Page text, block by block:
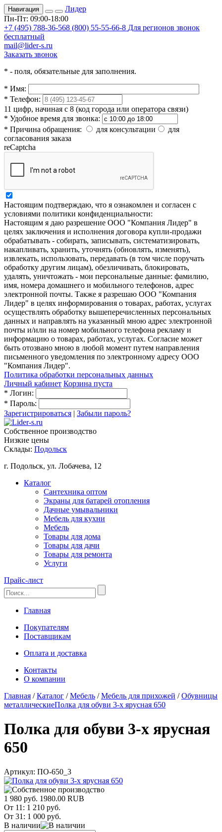
Навигация
Лидер
Пн-Пт: 09:00-18:00
+7 (495) 788-36-568 (800) 55-55-66-8 Для регионов звонок
бесплатный
mail@lider-s.ru
Заказать звонок
* - поля, обязательные для заполнения.
* Имя:
* Телефон:
11 цифр, начиная с 8 (код города или оператора связи)
* Удобное время для звонка:
* Причина обращения: для консультации
для
согласования заказа
reCaptcha
Настоящим подтверждаю, что я ознакомлен и согласен с
условиями политики конфиденциальности:
Настоящим я даю разрешение ООО "Компания Лидер" в
целях заключения и исполнения договора купли-продажи
обрабатывать - собирать, записывать, систематизировать,
накапливать, хранить, уточнять (обновлять, изменять),
извлекать, использовать, передавать (в том числе поручать
обработку другим лицам), обезличивать, блокировать,
удалять, уничтожать - мои персональные данные: фамилию,
имя, номера домашнего и мобильного телефонов, адрес
электронной почты. Также я разрешаю ООО "Компания
Лидер" в целях информирования о товарах, работах, услугах
осуществлять обработку вышеперечисленных персональных
данных и направлять на указанный мною адрес электронной
почты и/или на номер мобильного телефона рекламу и
информацию о товарах, работах, услугах. Согласие может
быть отозвано мною в любой момент путем направления
письменного уведомления по электронному адресу ООО
"Компания Лидер".
Политика обработки персональных данных
Личный кабинет Корзина пуста
* Логин:
* Пароль:
Зарегистрироваться | Забыли пароль?
Собственное производство
Низкие цены
Склады: Подольск
г. Подольск, ул. Лобачева, 12
Каталог
Сантехника оптом
Экраны для батарей отопления
Дачные умывальники
Мебель для кухни
Мебель
Товары для дома
Товары для дачи
Товары для ремонта
Услуги
Прайс-лист
Главная
Покупателям
Поставщикам
Оплата и доставка
Контакты
О компании
Главная /Каталог /Мебель /Мебель для прихожей /Обувницы
металлическиеПолка для обуви 3-х ярусная 650
Полка для обуви 3-х ярусная
650
Артикул: ПО-650_3
1 980 руб. 1980.00 RUB
От 11: 1 210 руб.
От 31: 1 000 руб.
В наличии